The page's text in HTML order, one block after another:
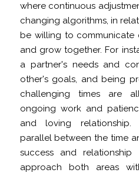
where continuous
changing algorithms, in
be willing to communicate
and grow together. For
a partner's needs and
other's goals, and being
challenging times are
ongoing work and
and loving
parallel between the time
success and relationship
approach both areas